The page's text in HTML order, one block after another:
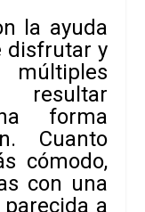
la ayuda
disfrutar y
resultar
forma
Cuanto
cómodo,
con una
a